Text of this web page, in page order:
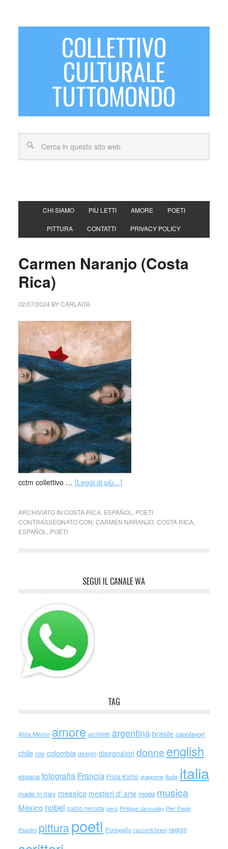
COLLETTIVO
CULTURALE
TUTTOMONDO
CHI SIAMO PIÙ LETTI AMORE POETI
PITTURA CONTATTI PRIVACY POLICY
Carmen Naranjo (Costa
Rica)
02/07/2024 BYCARLAITA
cctm collettivo … [Leggi di più...]
ARCHIVIATO IN:COSTA RICA, ESPAÑOL
POETI
CONTRASSEGNATO CON:CARMEN NARANJO, COSTA RICA,
ESPAÑOL
POETI
SEGUI IL CANALE WA
TAG
Alda Merini amore architetti argentina brasile capolavori
chile cile colombia design disegnatori donne english
espana fotografia Francia Frida Kahlo giappone iliade italia
made in italy messico mestieri d' arte moda musica
México nobel pablo neruda perù Philippe Jaroussky Pier Paolo
Pasolini pitturapoeti Portogallo racconti brevi registi